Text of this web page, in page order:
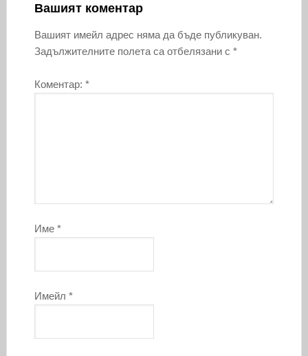
Вашият коментар
Вашият имейл адрес няма да бъде публикуван.
Задължителните полета са отбелязани с *
Коментар: *
Име *
Имейл *